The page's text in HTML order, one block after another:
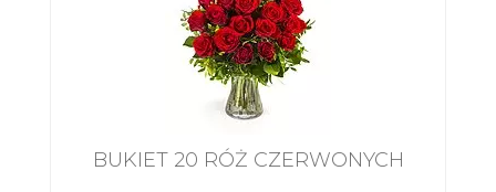
BUKIET 20 RÓŻ CZERWONYCH